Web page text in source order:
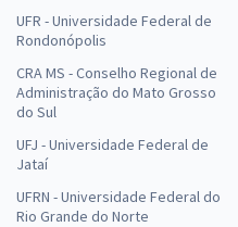
UFR - Universidade Federal de
Rondonópolis
CRA MS - Conselho Regional de
Administração do Mato Grosso
do Sul
UFJ - Universidade Federal de
Jataí
UFRN - Universidade Federal do
Rio Grande do Norte